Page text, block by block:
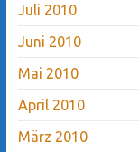
Juli 2010
Juni 2010
Mai 2010
April 2010
März 2010